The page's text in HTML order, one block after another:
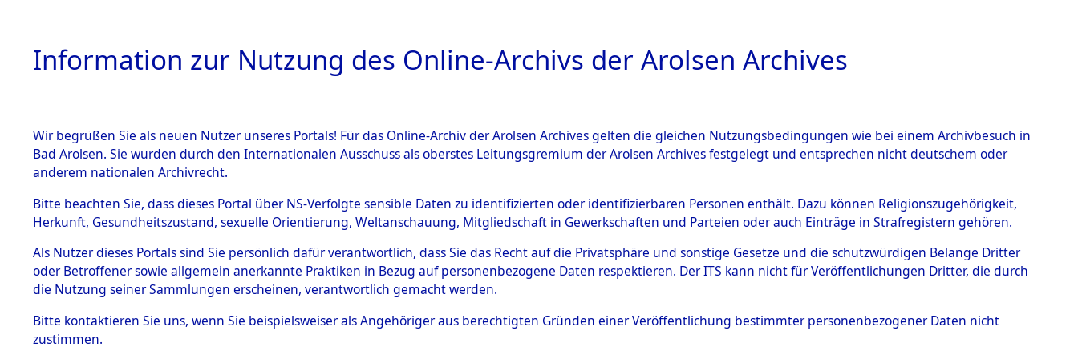
HOME BESTANDSBESCHREIBUNG ARCHIVALE ÜBERSICHT BILD
BESTÄNDE
Inhaftierungsdoku
mente
5. Verschiedenes
Todesmärsche
5.3.1 Alliierte
Ermittlung des Ablaufs und der Routen von
Evakuierungsmärschen, die Feststellung der Anzahl unbekannter
Toter aus Konzentrationslagern und der Ort ihrer Grablegungen:
Fehlanzeigen→0002 (84629070)→0184 (84629168)
Information zur Nutzung des Online-Archivs der Arolsen Archives
Wir begrüßen Sie als neuen Nutzer unseres Portals! Für das Online-Archiv der Arolsen Archives gelten die gleichen Nutzungsbedingungen wie bei einem Archivbesuch in
Bad Arolsen. Sie wurden durch den Internationalen Ausschuss als oberstes Leitungsgremium der Arolsen Archives festgelegt und entsprechen nicht deutschem oder
anderem nationalen Archivrecht.
Bitte beachten Sie, dass dieses Portal über NS-Verfolgte sensible Daten zu identifizierten oder identifizierbaren Personen enthält. Dazu können Religionszugehörigkeit,
Herkunft, Gesundheitszustand, sexuelle Orientierung, Weltanschauung, Mitgliedschaft in Gewerkschaften und Parteien oder auch Einträge in Strafregistern gehören.
Als Nutzer dieses Portals sind Sie persönlich dafür verantwortlich, dass Sie das Recht auf die Privatsphäre und sonstige Gesetze und die schutzwürdigen Belange Dritter
oder Betroffener sowie allgemein anerkannte Praktiken in Bezug auf personenbezogene Daten respektieren. Der ITS kann nicht für Veröffentlichungen Dritter, die durch
die Nutzung seiner Sammlungen erscheinen, verantwortlich gemacht werden.
Bitte kontaktieren Sie uns, wenn Sie beispielsweiser als Angehöriger aus berechtigten Gründen einer Veröffentlichung bestimmter personenbezogener Daten nicht
zustimmen.